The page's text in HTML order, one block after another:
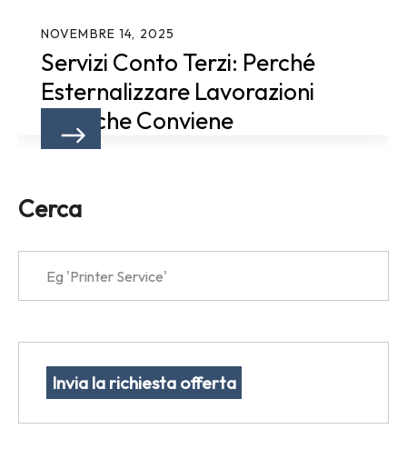
NOVEMBRE 14, 2025
Servizi Conto Terzi: Perché
Esternalizzare Lavorazioni
Tecniche Conviene
Cerca
Invia la richiesta offerta